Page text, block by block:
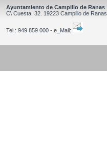
Ayuntamiento de Campillo de Ranas
C\ Cuesta, 32. 19223 Campillo de Ranas
Tel.: 949 859 000 - e_Mail: